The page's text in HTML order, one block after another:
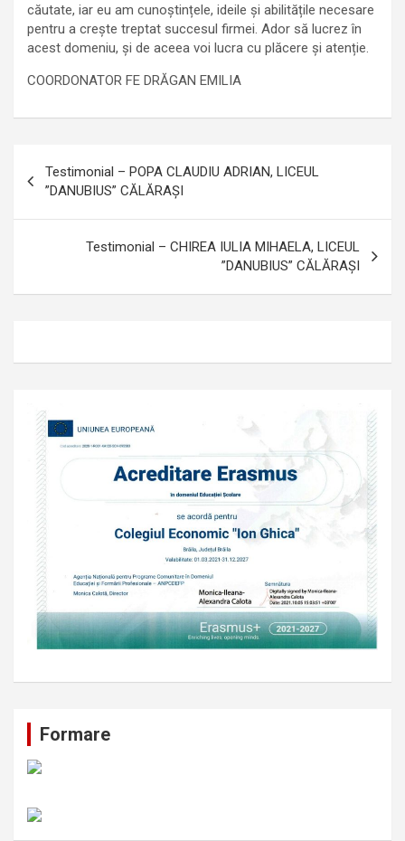
căutate, iar eu am cunoștințele, ideile și abilitățile necesare
pentru a crește treptat succesul firmei. Ador să lucrez în
acest domeniu, și de aceea voi lucra cu plăcere și atenție.
COORDONATOR FE DRĂGAN EMILIA
în
articole
Testimonial – POPA CLAUDIU ADRIAN, LICEUL
”DANUBIUS” CĂLĂRAȘI
Testimonial – CHIREA IULIA MIHAELA, LICEUL
”DANUBIUS” CĂLĂRAȘI
Formare